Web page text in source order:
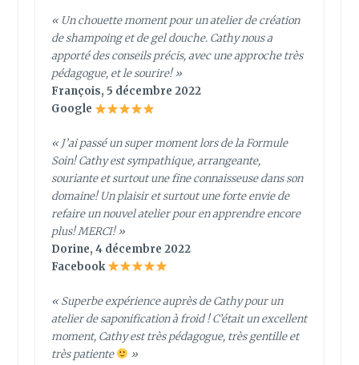
« Un chouette moment pour un atelier de création
de shampoing et de gel douche. Cathy nous a
apporté des conseils précis, avec une approche très
pédagogue, et le sourire! »
François, 5 décembre 2022
Google
« J’ai passé un super moment lors de la Formule
Soin! Cathy est sympathique, arrangeante,
souriante et surtout une fine connaisseuse dans son
domaine! Un plaisir et surtout une forte envie de
refaire un nouvel atelier pour en apprendre encore
plus! MERCI! »
Dorine, 4 décembre 2022
Facebook
« Superbe expérience auprès de Cathy pour un
atelier de saponification à froid ! C’était un excellent
moment, Cathy est très pédagogue, très gentille et
très patiente
»